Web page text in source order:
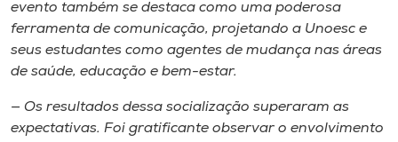
evento também se destaca como uma poderosa
ferramenta de comunicação, projetando a Unoesc e
seus estudantes como agentes de mudança nas áreas
de saúde, educação e bem-estar.
— Os resultados dessa socialização superaram as
expectativas. Foi gratificante observar o envolvimento